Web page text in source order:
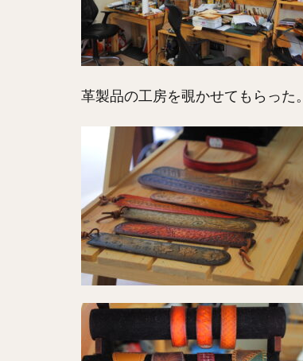
革製品の工房を覗かせてもらった。